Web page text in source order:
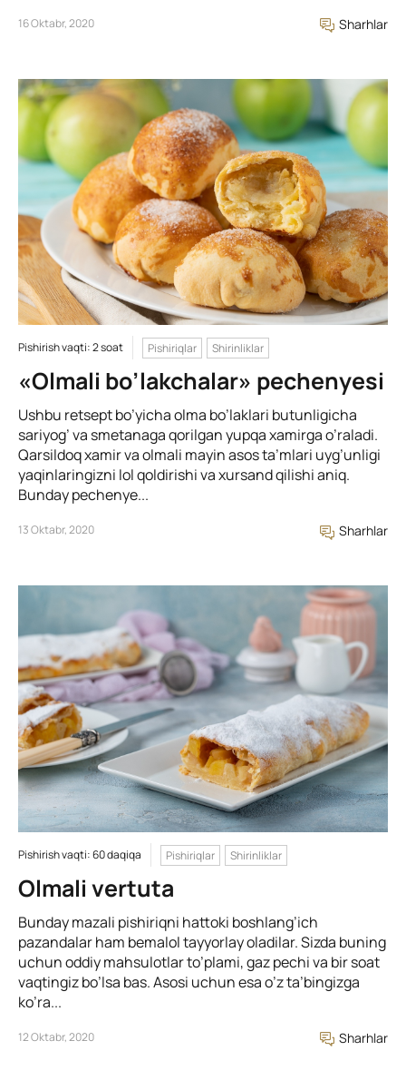
16 Oktabr, 2020 Sharhlar
Pishirish vaqti: 2 soat Pishiriqlar Shirinliklar
«Olmali bo’lakchalar» pechenyesi
Ushbu retsept bo’yicha olma bo’laklari butunligicha
sariyog’ va smetanaga qorilgan yupqa xamirga o’raladi.
Qarsildoq xamir va olmali mayin asos ta’mlari uyg’unligi
yaqinlaringizni lol qoldirishi va xursand qilishi aniq.
Bunday pechenye...
13 Oktabr, 2020 Sharhlar
Pishirish vaqti: 60 daqiqa Pishiriqlar Shirinliklar
Olmali vertuta
Bunday mazali pishiriqni hattoki boshlang’ich
pazandalar ham bemalol tayyorlay oladilar. Sizda buning
uchun oddiy mahsulotlar to’plami, gaz pechi va bir soat
vaqtingiz bo’lsa bas. Asosi uchun esa o’z ta’bingizga
ko’ra...
12 Oktabr, 2020 Sharhlar